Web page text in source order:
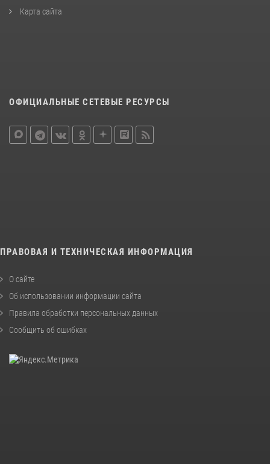
Карта сайта
ОФИЦИАЛЬНЫЕ СЕТЕВЫЕ РЕСУРСЫ
ПРАВОВАЯ И ТЕХНИЧЕСКАЯ ИНФОРМАЦИЯ
О сайте
Об использовании информации сайта
Правила обработки персональных данных
Сообщить об ошибках